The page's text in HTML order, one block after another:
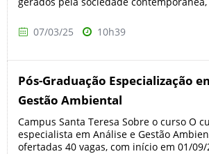
07/03/25 10h39
Pós-Graduação Especialização
Gestão Ambiental
Campus Santa Teresa Sobre o curso O
especialista em Análise e Gestão
ofertadas 40 vagas, com início em 01/09/